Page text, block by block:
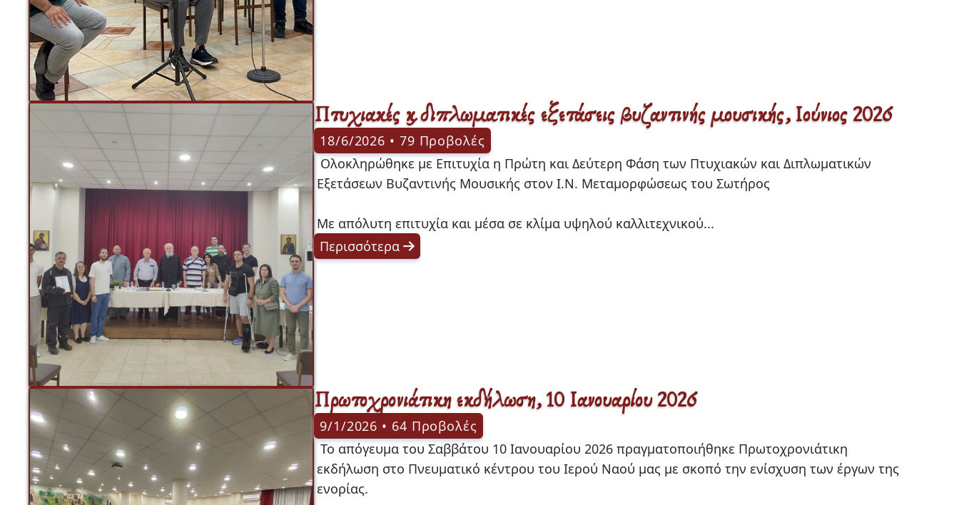
Πτυχιακές και διπλωματικές εξετάσεις βυζαντινής μουσικής, Ιούνιος 2026
18/6/2026 • 79 Προβολές
Εξετάσεων Βυζαντινής Μουσικής στον Ι.Ν. Μεταμορφώσεως του Σωτήρος
Με απόλυτη επιτυχία και μέσα σε κλίμα υψηλού καλλιτεχνικού...
Περισσότερα
Πρωτοχρονιάτικη εκδήλωση, 10 Ιανουαρίου 2026
9/1/2026 • 64 Προβολές
εκδήλωση στο Πνευματικό κέντρου του Ιερού Ναού μας με σκοπό την ενίσχυση των έργων της
ενορίας.